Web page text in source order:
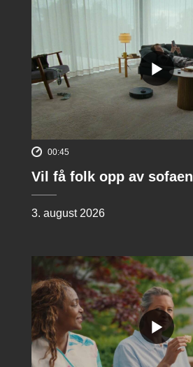
00:45
Vil få folk opp av sofaen
3. august 2026